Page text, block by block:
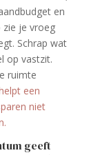
en
zie je vroeg
Schrap wat
op vastzit.
ruimte
een
niet
geeft